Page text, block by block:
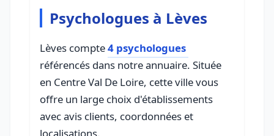
Psychologues à Lèves
Lèves compte4 psychologues
référencés dans notre annuaire. Située
en Centre Val De Loire, cette ville vous
offre un large choix d'établissements
avec avis clients, coordonnées et